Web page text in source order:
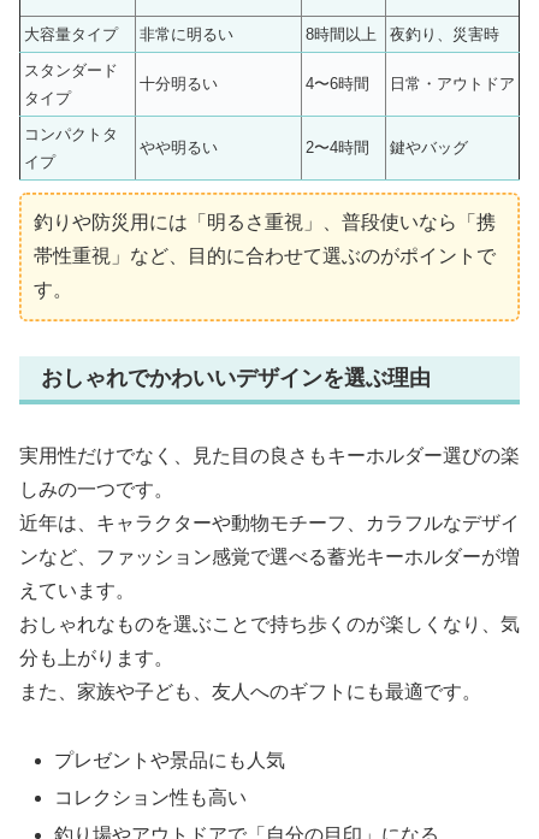
大容量タイプ 非常に明るい 8時間以上
夜釣り、災害時
スタンダード
タイプ
十分明るい 4〜6時間 日常・アウトドア
コンパクトタ
イプ
やや明るい 2〜4時間 鍵やバッグ
釣りや防災用には「明るさ重視」、普段使いなら「携
帯性重視」など、目的に合わせて選ぶのがポイントで
す。
おしゃれでかわいいデザインを選ぶ理由
実用性だけでなく、見た目の良さもキーホルダー選びの楽
しみの一つです。
近年は、キャラクターや動物モチーフ、カラフルなデザイ
ンなど、ファッション感覚で選べる蓄光キーホルダーが増
えています。
おしゃれなものを選ぶことで持ち歩くのが楽しくなり、気
分も上がります。
また、家族や子ども、友人へのギフトにも最適です。
プレゼントや景品にも人気
コレクション性も高い